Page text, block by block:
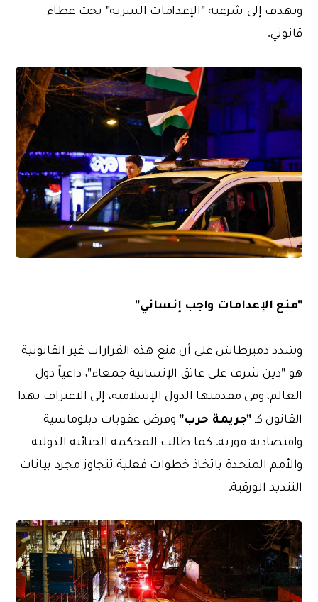
ويهدف إلى شرعنة "الإعدامات السرية" تحت غطاء
قانوني.
"منع الإعدامات واجب إنساني"
وشدد دميرطاش على أن منع هذه القرارات غير القانونية
هو "دين شرف على عاتق الإنسانية جمعاء"، داعياً دول
العالم، وفي مقدمتها الدول الإسلامية، إلى الاعتراف بهذا
القانون كـ "جريمة حرب"وفرض عقوبات دبلوماسية
واقتصادية فورية. كما طالب المحكمة الجنائية الدولية
والأمم المتحدة باتخاذ خطوات فعلية تتجاوز مجرد بيانات
التنديد الورقية.